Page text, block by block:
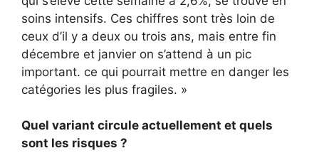
soins intensifs. Ces chiffres sont très loin de
ceux d’il y a deux ou trois ans, mais entre fin
décembre et janvier on s’attend à un pic
important. ce qui pourrait mettre en danger les
catégories les plus fragiles. »
Quel variant circule actuellement et quels
sont les risques ?